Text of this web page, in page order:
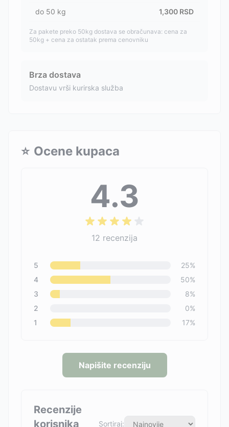
do 50 kg 1,300 RSD
Za pakete preko 50kg dostava se obračunava: cena za
50kg + cena za ostatak prema cenovniku
Brza dostava
Dostavu vrši kurirska služba
⭐ Ocene kupaca
4.3
12 recenzija
5 25%
4
50%
3
8%
2
0%
1
17%
Napišite recenziju
Recenzije
korisnika
Sortiraj: